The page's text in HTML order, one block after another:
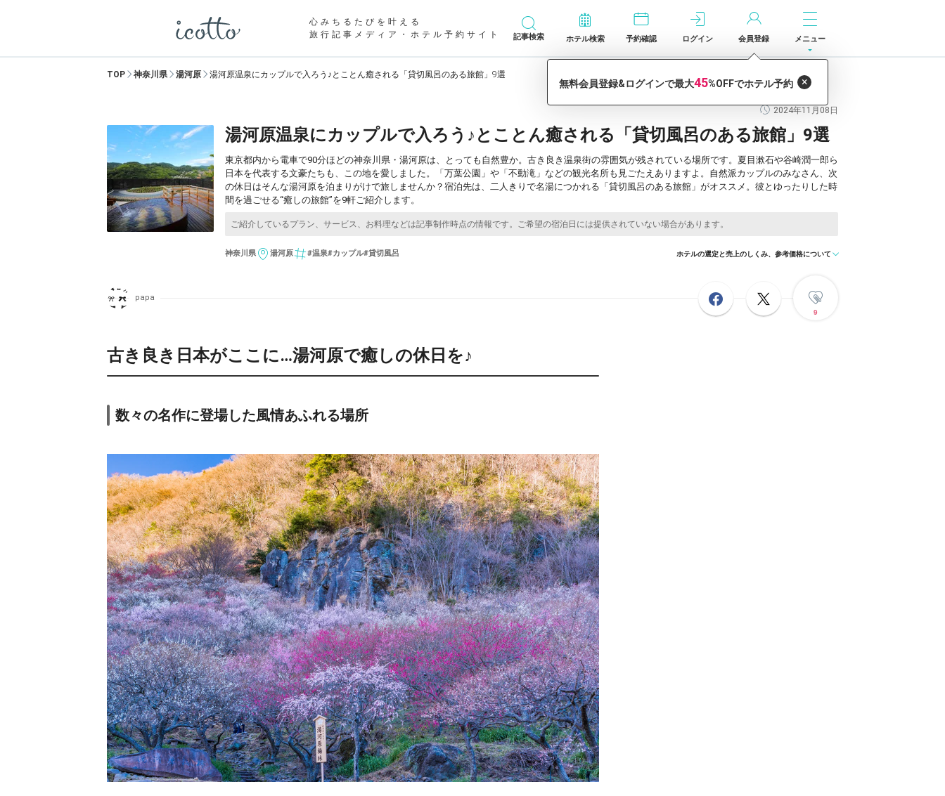
心みちるたびを叶える
旅行記事メディア・ホテル予約サイト
記事検索 ホテル検索 予約確認 ログイン 会員登録 メニュー
TOP 神奈川県 湯河原 湯河原温泉にカップルで入ろう♪とことん癒される「貸切風呂のある旅館」9選
2024年11月08日
湯河原温泉にカップルで入ろう♪とことん癒される「貸切風呂のある旅館」9選
東京都内から電車で90分ほどの神奈川県・湯河原は、とっても自然豊か。古き良き温泉街の雰囲気が残されている場所です。夏目漱石や谷崎潤一郎ら
日本を代表する文豪たちも、この地を愛しました。「万葉公園」や「不動滝」などの観光名所も見ごたえありますよ。自然派カップルのみなさん、次
の休日はそんな湯河原を泊まりがけで旅しませんか？宿泊先は、二人きりで名湯につかれる「貸切風呂のある旅館」がオススメ。彼とゆったりした時
間を過ごせる“癒しの旅館”を9軒ご紹介します。
神奈川県 湯河原 #温泉#カップル#貸切風呂 ホテルの選定と売上のしくみ、参考価格について
papa
9
古き良き日本がここに…湯河原で癒しの休日を♪
数々の名作に登場した風情あふれる場所